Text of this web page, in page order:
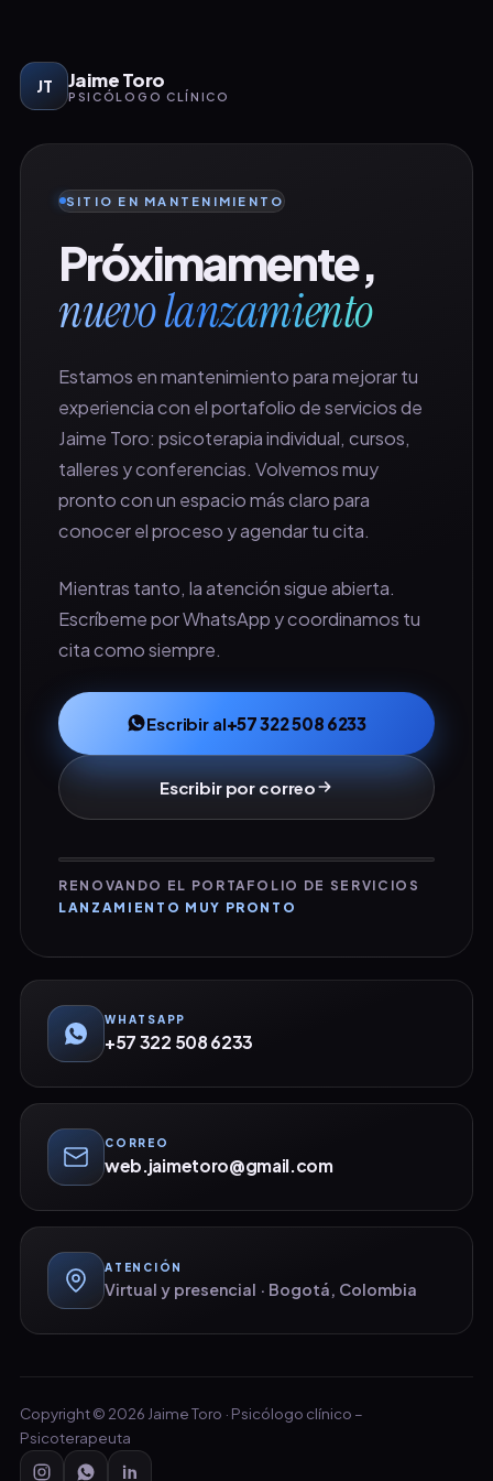
JT Jaime Toro
PSICÓLOGO CLÍNICO
SITIO EN MANTENIMIENTO
Próximamente,
nuevo lanzamiento
Estamos en mantenimiento para mejorar tu
experiencia con el portafolio de servicios de
Jaime Toro: psicoterapia individual, cursos,
talleres y conferencias. Volvemos muy
pronto con un espacio más claro para
conocer el proceso y agendar tu cita.
Mientras tanto, la atención sigue abierta.
Escríbeme por WhatsApp y coordinamos tu
cita como siempre.
Escribir al+57 322 508 6233
Escribir por correo
RENOVANDO EL PORTAFOLIO DE SERVICIOS
LANZAMIENTO MUY PRONTO
WHATSAPP
+57 322 508 6233
CORREO
web.jaimetoro@gmail.com
ATENCIÓN
Virtual y presencial · Bogotá, Colombia
Copyright © 2026 Jaime Toro · Psicólogo clínico –
Psicoterapeuta